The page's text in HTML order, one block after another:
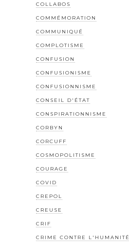
COLLABOS
COMMÉMORATION
COMMUNIQUÉ
COMPLOTISME
CONFUSION
CONFUSIONISME
CONFUSIONNISME
CONSEIL D'ÉTAT
CONSPIRATIONNISME
CORBYN
CORCUFF
COSMOPOLITISME
COURAGE
COVID
CREPOL
CREUSE
CRIF
CRIME CONTRE L'HUMANITÉ